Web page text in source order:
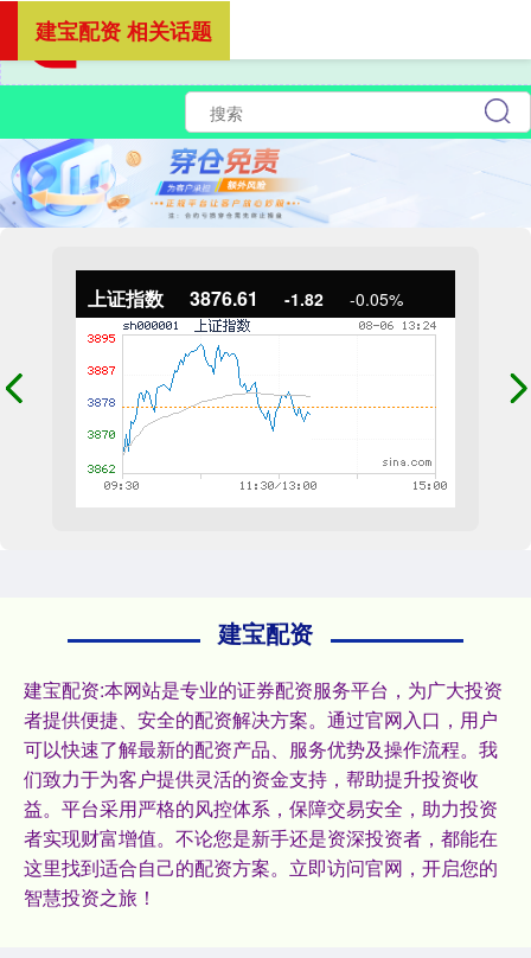
上证指数 3876.61 -1.82 -0.05%
建宝配资
建宝配资:本网站是专业的证券配资服务平台，为广大投资
者提供便捷、安全的配资解决方案。通过官网入口，用户
可以快速了解最新的配资产品、服务优势及操作流程。我
们致力于为客户提供灵活的资金支持，帮助提升投资收
益。平台采用严格的风控体系，保障交易安全，助力投资
者实现财富增值。不论您是新手还是资深投资者，都能在
这里找到适合自己的配资方案。立即访问官网，开启您的
智慧投资之旅！
建宝配资 相关话题